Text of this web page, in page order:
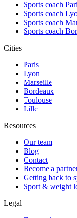
Sports coach
Sports coach
Sports coach
Sports coach
Cities
Paris
Lyon
Marseille
Bordeaux
Toulouse
Lille
Resources
Our team
Blog
Contact
Become a
Getting back to
Sport & weight
Legal